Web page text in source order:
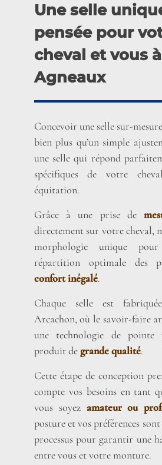
Une selle
pensée pour
cheval et vous à
Agneaux
Concevoir une selle sur-
bien plus qu’un simple
une selle qui répond
spécifiques de votre
équitation.
Grâce à une prise de
directement sur votre cheval,
morphologie unique
répartition optimale des
confort inégalé.
Chaque selle est
Arcachon, où le savoir-faire
une technologie de
produit degrande qualité.
Cette étape de conception
compte vos besoins en tant
vous soyez amateur ou
posture et vos préférences
processus pour garantir une
entre vous et votre monture.